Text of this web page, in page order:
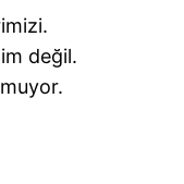
değil.